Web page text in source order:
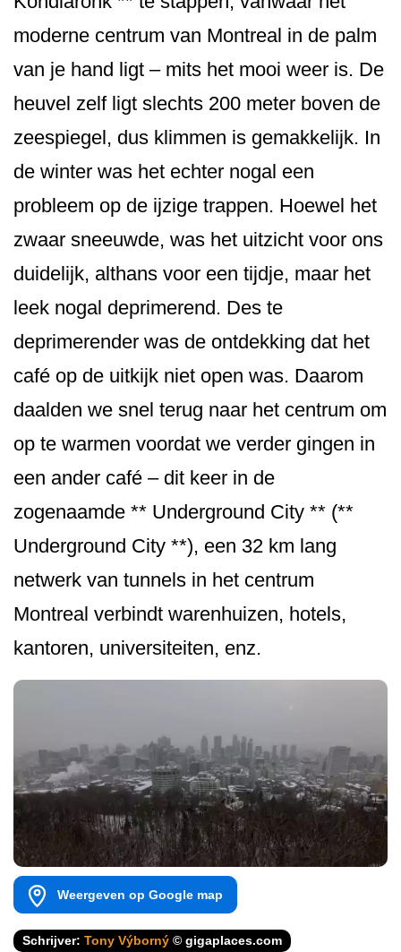
moderne centrum van Montreal in de palm
van je hand ligt – mits het mooi weer is. De
heuvel zelf ligt slechts 200 meter boven de
zeespiegel, dus klimmen is gemakkelijk. In
de winter was het echter nogal een
probleem op de ijzige trappen. Hoewel het
zwaar sneeuwde, was het uitzicht voor ons
duidelijk, althans voor een tijdje, maar het
leek nogal deprimerend. Des te
deprimerender was de ontdekking dat het
café op de uitkijk niet open was. Daarom
daalden we snel terug naar het centrum om
op te warmen voordat we verder gingen in
een ander café – dit keer in de
zogenaamde ** Underground City ** (**
Underground City **), een 32 km lang
netwerk van tunnels in het centrum
Montreal verbindt warenhuizen, hotels,
kantoren, universiteiten, en­z.
Weergeven op Google map
Schrijver: Tony Výborný © gigaplaces.com